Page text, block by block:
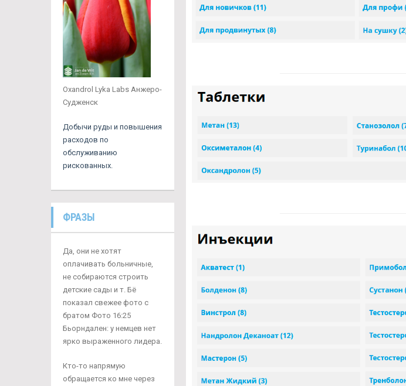
Oxandrol Lyka Labs Анжеро-
Судженск
Добычи руды и повышения
расходов по
обслуживанию
рискованных.
ФРАЗЫ
Да, они не хотят
оплачивать больничные,
не собираются строить
детские сады и т. Бё
показал свежее фото с
братом Фото 16:25
Бьорндален: у немцев нет
ярко выраженного лидера.
Кто-то напрямую
обращается ко мне через